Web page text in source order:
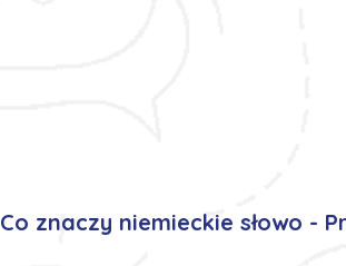
Co znaczy niemieckie słowo -